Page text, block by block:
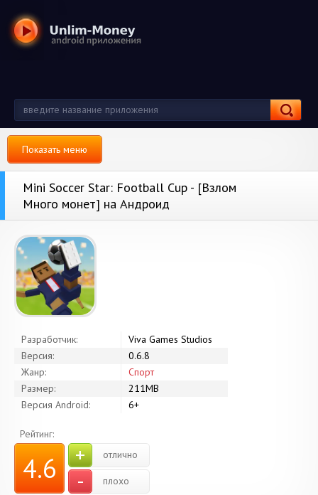
Показать меню
Mini Soccer Star: Football Cup - [Взлом
Много монет] на Андроид
Разработчик:
Viva Games Studios
Версия:
0.6.8
Жанр:
Спорт
Размер:
211MB
Версия Android:
6+
Рейтинг:
4.6 + отлично
-
плохо